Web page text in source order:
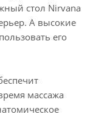
стол Nirvana
А высокие
его
массажа